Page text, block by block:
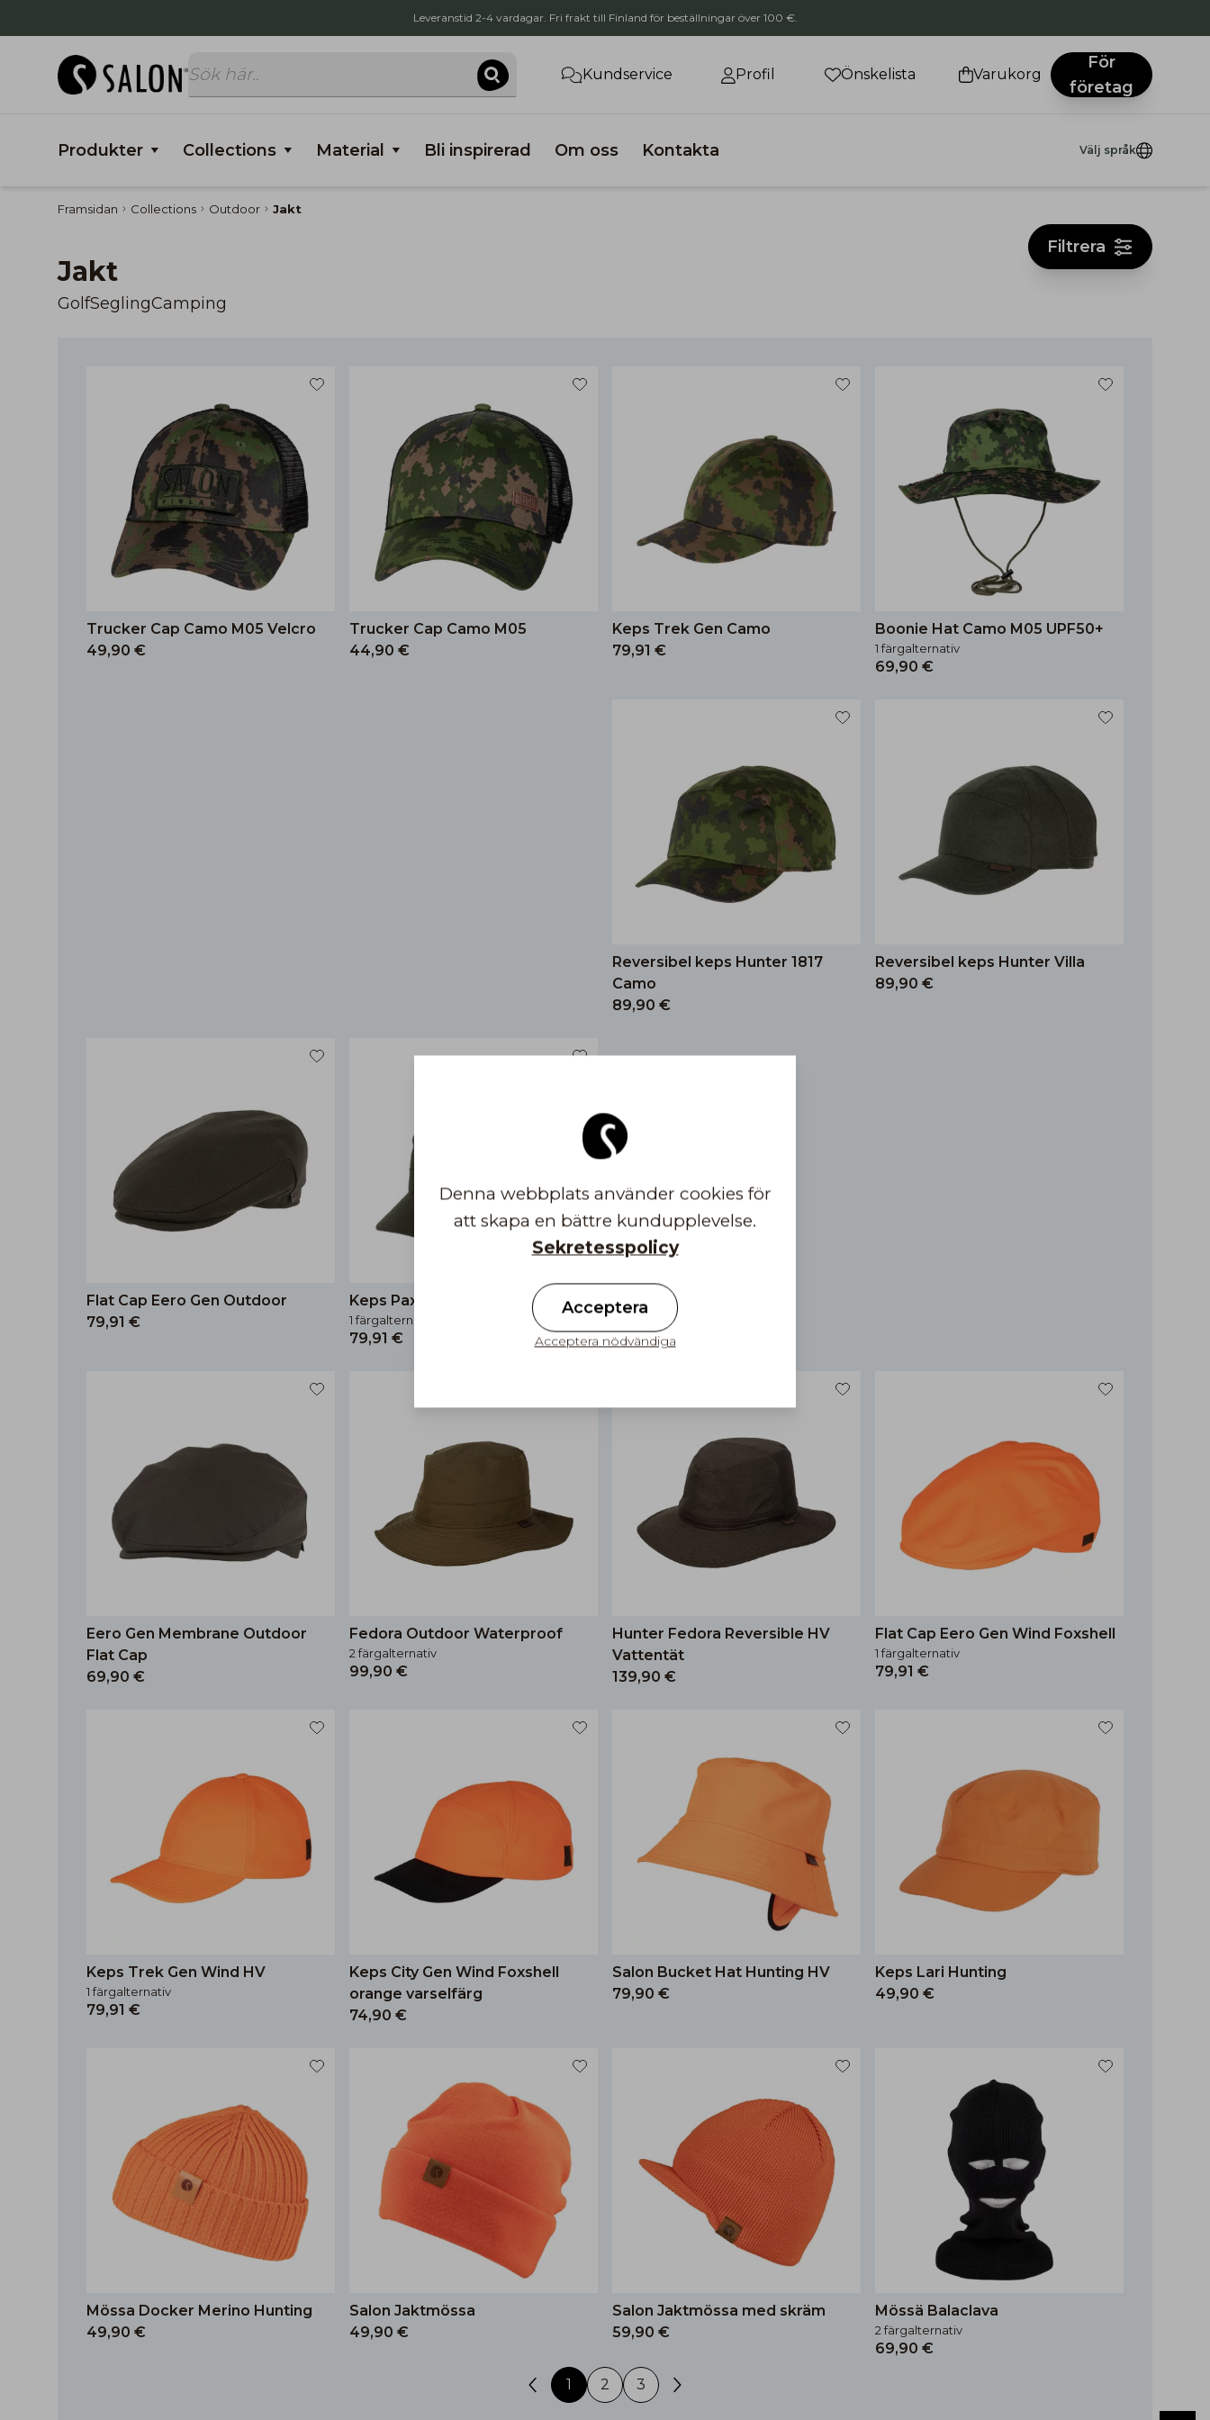
Leveranstid 2-4 vardagar. Fri frakt till Finland för beställningar över 100 €.
Kundservice Profil Önskelista Varukorg
För
företag
Produkter Collections Material Bli inspirerad Om oss Kontakta Välj språk
Framsidan Collections Outdoor Jakt
Jakt
Filtrera
GolfSeglingCamping
Trucker Cap Camo M05 Velcro
49,90 €
Trucker Cap Camo M05
44,90 €
Keps Trek Gen Camo
79,91 €
Boonie Hat Camo M05 UPF50+
1 färgalternativ
69,90 €
Reversibel keps Hunter 1817
Camo
89,90 €
Reversibel keps Hunter Villa
89,90 €
Flat Cap Eero Gen Outdoor
79,91 €
Keps Pax 7 gen Outdoor
1 färgalternativ
79,91 €
Eero Gen Membrane Outdoor
Flat Cap
69,90 €
Fedora Outdoor Waterproof
2 färgalternativ
99,90 €
Hunter Fedora Reversible HV
Vattentät
139,90 €
Flat Cap Eero Gen Wind Foxshell
1 färgalternativ
79,91 €
Keps Trek Gen Wind HV
1 färgalternativ
79,91 €
Keps City Gen Wind Foxshell
orange varselfärg
74,90 €
Salon Bucket Hat Hunting HV
79,90 €
Keps Lari Hunting
49,90 €
Mössa Docker Merino Hunting
49,90 €
Salon Jaktmössa
49,90 €
Salon Jaktmössa med skräm
59,90 €
Mössä Balaclava
2 färgalternativ
69,90 €
1 2 3
Denna webbplats använder cookies för
att skapa en bättre kundupplevelse.
Sekretesspolicy
Acceptera
Acceptera nödvändiga